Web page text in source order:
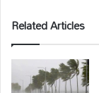
Related Articles